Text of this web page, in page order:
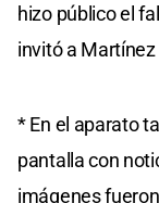
hizo público el
invitó a
* En el aparato
pantalla con
imágenes